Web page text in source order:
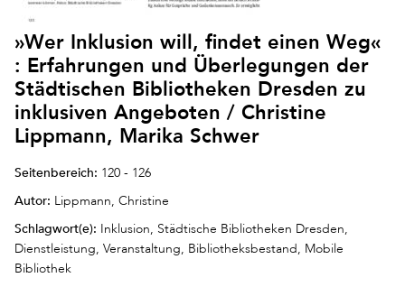
»Wer Inklusion will, findet einen Weg«
: Erfahrungen und Überlegungen der
Städtischen Bibliotheken Dresden zu
inklusiven Angeboten / Christine
Lippmann, Marika Schwer
Seitenbereich: 120 - 126
Autor: Lippmann, Christine
Schlagwort(e): Inklusion, Städtische Bibliotheken Dresden,
Dienstleistung, Veranstaltung, Bibliotheksbestand, Mobile
Bibliothek